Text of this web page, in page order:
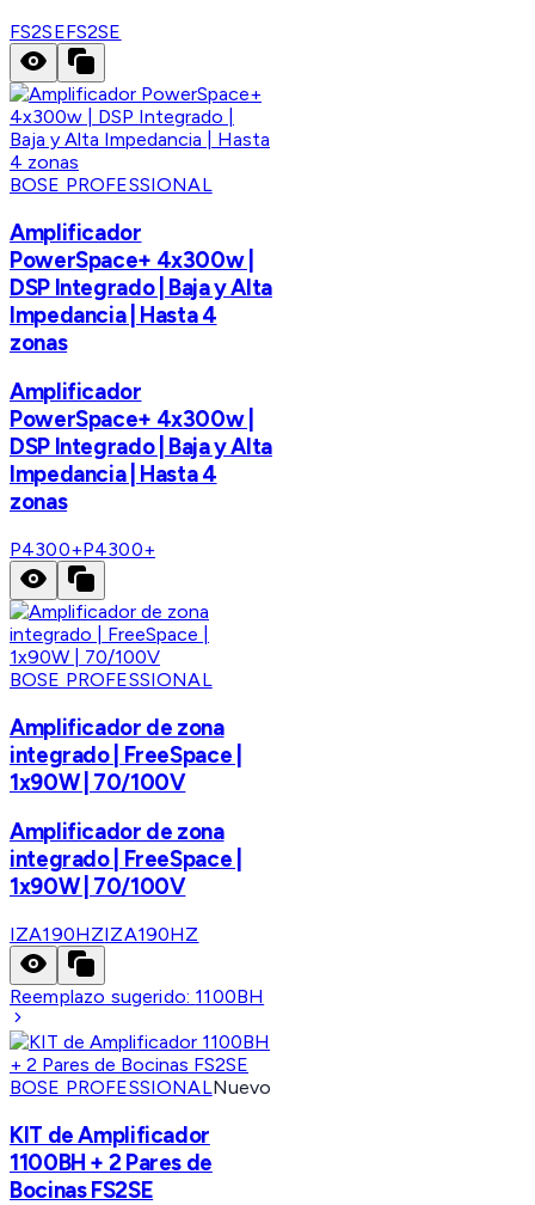
FS2SEFS2SE
BOSE PROFESSIONAL
Amplificador
PowerSpace+ 4x300w |
DSP Integrado | Baja y Alta
Impedancia | Hasta 4
zonas
Amplificador
PowerSpace+ 4x300w |
DSP Integrado | Baja y Alta
Impedancia | Hasta 4
zonas
P4300+P4300+
BOSE PROFESSIONAL
Amplificador de zona
integrado | FreeSpace |
1x90W | 70/100V
Amplificador de zona
integrado | FreeSpace |
1x90W | 70/100V
IZA190HZIZA190HZ
Reemplazo sugerido: 1100BH
BOSE PROFESSIONALNuevo
KIT de Amplificador
1100BH + 2 Pares de
Bocinas FS2SE